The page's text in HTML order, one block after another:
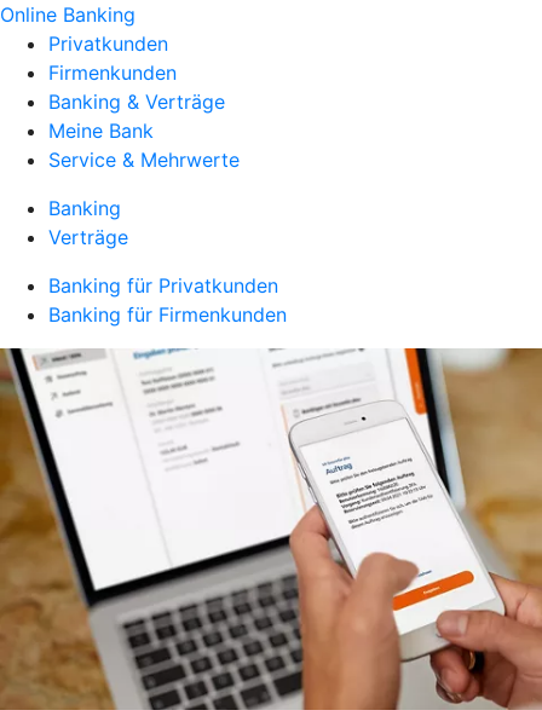
Online Banking
Privatkunden
Firmenkunden
Banking & Verträge
Meine Bank
Service & Mehrwerte
Banking
Verträge
Banking für Privatkunden
Banking für Firmenkunden